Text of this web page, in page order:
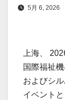
5月 6, 2026
上海、
国際福祉
およびシ
イベント